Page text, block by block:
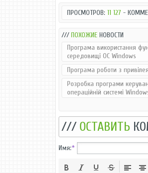
ПРОСМОТРОВ: 11 127 -
///ПОХОЖИЕ НОВОСТИ
Програма використання
середовищі ОС Windows
Програма роботи з
Розробка програми
операційній системі
/// ОСТАВИТЬ
Имя:*